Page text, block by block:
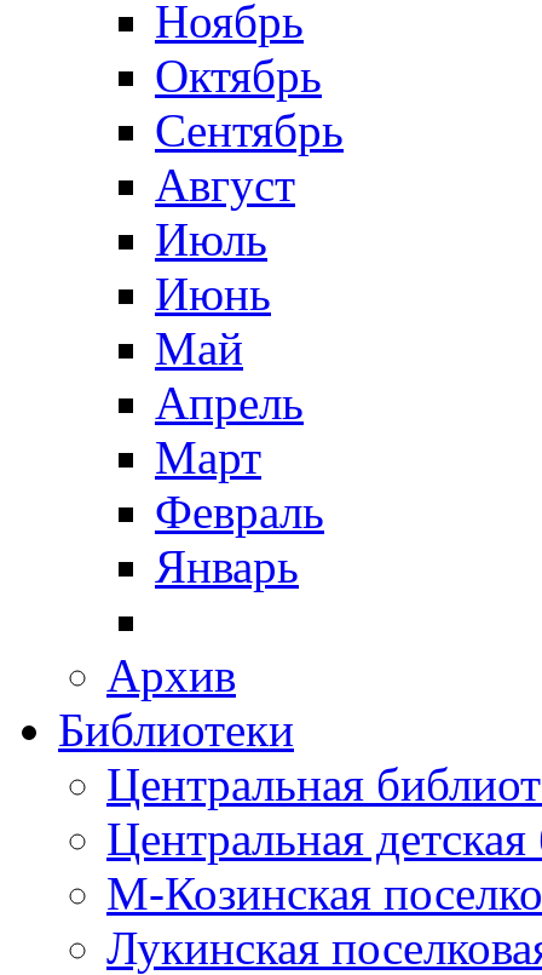
Ноябрь
Октябрь
Сентябрь
Август
Июль
Июнь
Май
Апрель
Март
Февраль
Январь
Архив
Библиотеки
Центральная
Центральная
М-Козинская
Лукинская